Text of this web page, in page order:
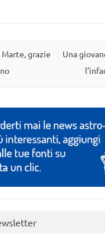
Marte, grazie
Una